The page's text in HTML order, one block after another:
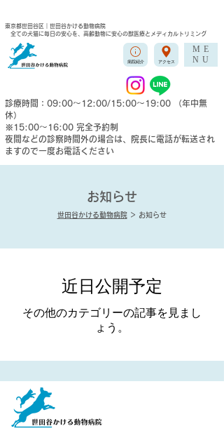
東京都世田谷区｜世田谷かける動物病院
全ての犬猫に毎日の安心を、高齢動物に安心の獣医療とメディカルトリミング
診療時間：09:00〜12:00/15:00〜19:00 （年中無
休）
※15:00〜16:00 完全予約制
夜間などの​診察時間外の場合は、院長に電話が転送され
ますので一度お電話ください
ME
NU
アクセス
病院紹介
お知らせ
世田谷かける動物病院＞ お知らせ
近日公開予定
その他のカテゴリーの記事を見まし
ょう。